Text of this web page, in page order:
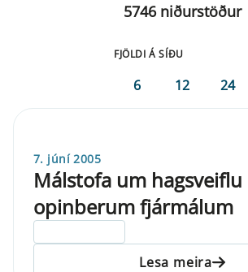
5746 niðurstöður
FJÖLDI Á SÍÐU
6 12 24
7. júní 2005
Málstofa um hagsveiflu
opinberum fjármálum
Lesa meira